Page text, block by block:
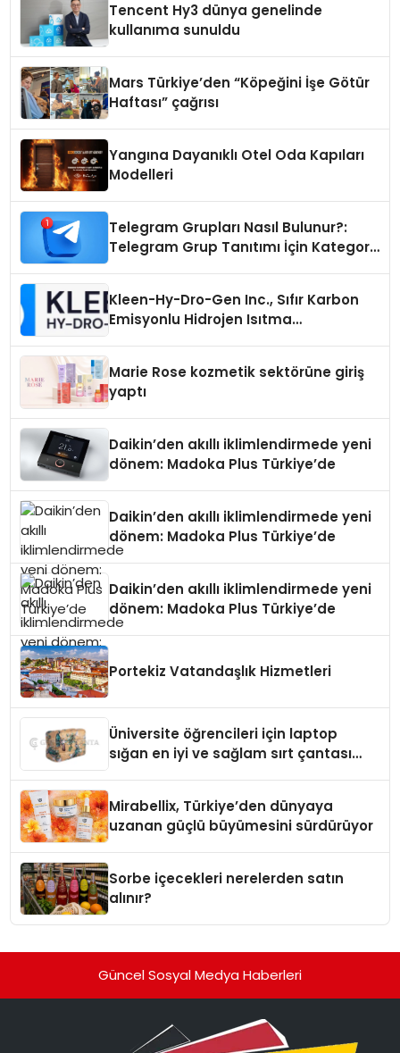
Tencent Hy3 dünya genelinde
kullanıma sunuldu
Mars Türkiye’den “Köpeğini İşe Götür
Haftası” çağrısı
Yangına Dayanıklı Otel Oda Kapıları
Modelleri
Telegram Grupları Nasıl Bulunur?:
Telegram Grup Tanıtımı İçin Kategori
Kleen-Hy-Dro-Gen Inc., Sıfır Karbon
Emisyonlu Hidrojen Isıtma
Marie Rose kozmetik sektörüne giriş
yaptı
Daikin’den akıllı iklimlendirmede yeni
dönem: Madoka Plus Türkiye’de
Daikin’den akıllı iklimlendirmede yeni
dönem: Madoka Plus Türkiye’de
Daikin’den akıllı iklimlendirmede yeni
dönem: Madoka Plus Türkiye’de
Portekiz Vatandaşlık Hizmetleri
Üniversite öğrencileri için laptop
sığan en iyi ve sağlam sırt çantası
Mirabellix, Türkiye’den dünyaya
uzanan güçlü büyümesini sürdürüyor
Sorbe içecekleri nerelerden satın
alınır?
Güncel Sosyal Medya Haberleri